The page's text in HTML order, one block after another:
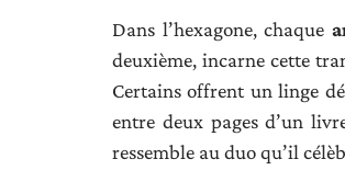
Dans l’hexagone, chaque
deuxième, incarne cette
Certains offrent un linge
entre deux pages d’un
ressemble au duo qu’il